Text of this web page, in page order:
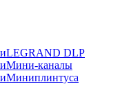
LEGRAND DLP
Мини-каналы
Миниплинтуса